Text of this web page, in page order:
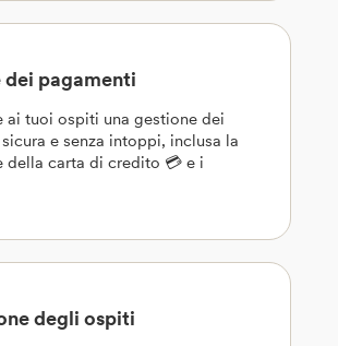
dei pagamenti
ai tuoi ospiti una gestione dei
e senza intoppi, inclusa la
della carta di credito 💳 e i
degli ospiti